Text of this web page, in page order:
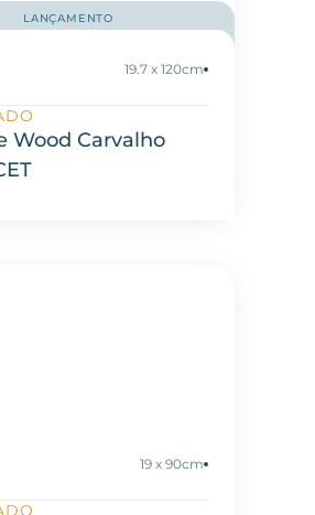
LANÇAMENTO
19.7 x 120cm
Wood Carvalho
19 x 90cm